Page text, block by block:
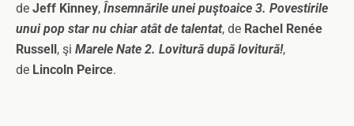
de Jeff Kinney, Însemnările unei puştoaice 3. Povestirile
unui pop star nu chiar atât de talentat, de Rachel Renée
Russell, şi Marele Nate 2. Lovitură după lovitură!,
de Lincoln Peirce.